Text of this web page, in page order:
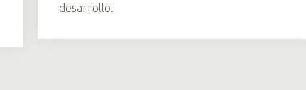
desarrollo.